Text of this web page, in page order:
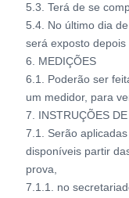
5.3. Terá de se
5.4. No último dia
será exposto depois
6. MEDIÇÕES
6.1. Poderão ser
um medidor, para
7. INSTRUÇÕES DE
7.1. Serão
disponíveis partir
prova,
7.1.1. no